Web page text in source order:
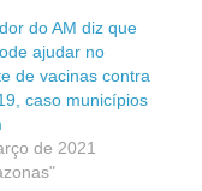
do AM diz que
ajudar no
de vacinas contra
caso municípios
de 2021